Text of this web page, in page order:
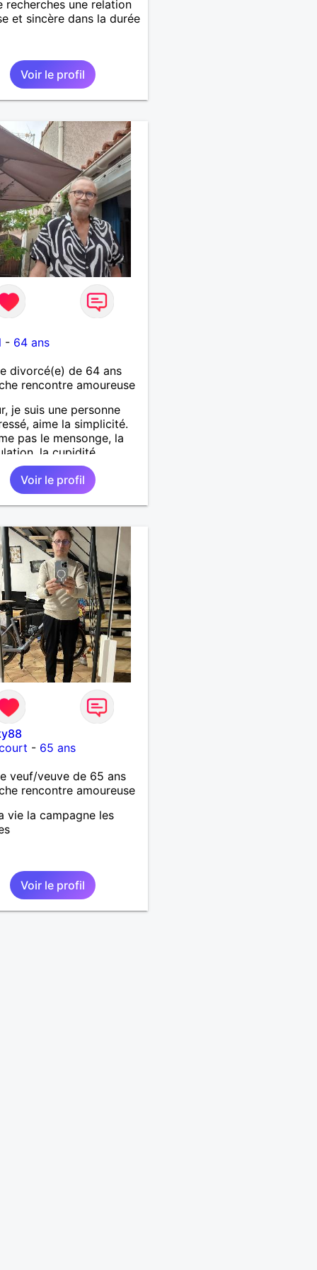
recherches une relation
et sincère dans la durée
Voir le profil
- 64 ans
divorcé(e) de 64 ans
rencontre amoureuse
je suis une personne
aime la simplicité.
pas le mensonge, la
la cupidité,.........
promener au bord de la
✋ dans la main.
anecdotes. Sans
la famille. Si une femme
qu'elle
avec moi.
Voir le profil
- 65 ans
veuf/veuve de 65 ans
rencontre amoureuse
vie la campagne les
Voir le profil